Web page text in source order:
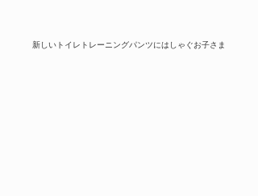
新しいトイレトレーニングパンツにはしゃぐお子さま